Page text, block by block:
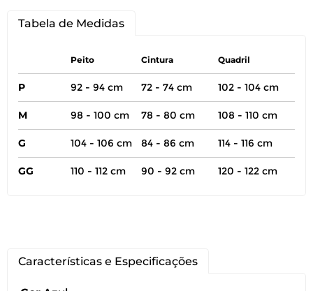
Tabela de Medidas
Peito Cintura Quadril
P 92 - 94 cm 72 - 74 cm 102 - 104 cm
M 98 - 100 cm 78 - 80 cm 108 - 110 cm
G 104 - 106 cm 84 - 86 cm 114 - 116 cm
GG 110 - 112 cm 90 - 92 cm 120 - 122 cm
Características e Especificações